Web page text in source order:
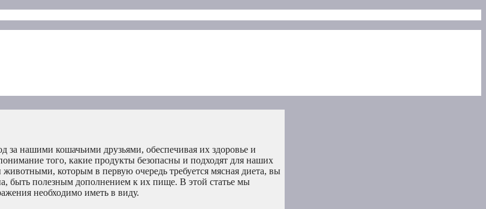
нашими кошачьими друзьями, обеспечивая их здоровье и
того, какие продукты безопасны и подходят для наших
которым в первую очередь требуется мясная диета, вы
быть полезным дополнением к их пище. В этой статье мы
необходимо иметь в виду.